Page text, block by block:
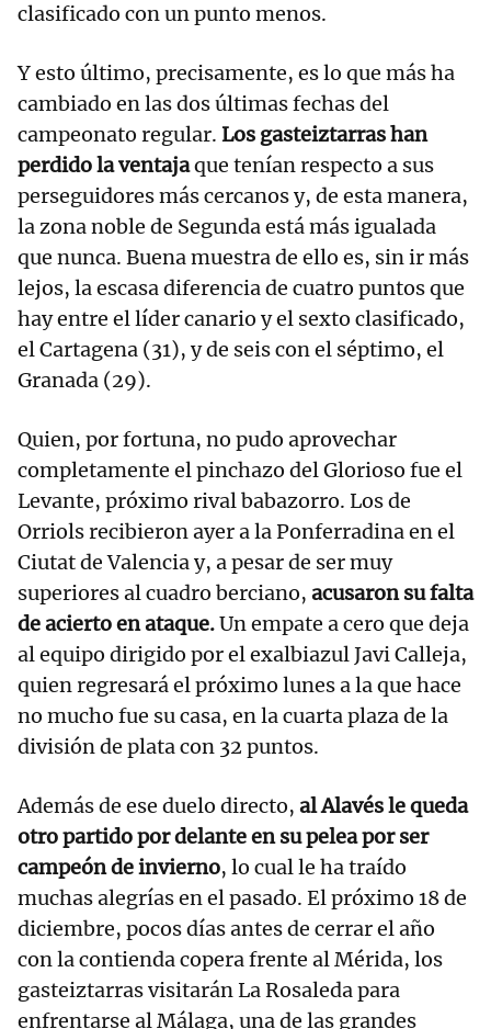
clasificado con un punto menos.
Y esto último, precisamente, es lo que más ha
cambiado en las dos últimas fechas del
campeonato regular. Los gasteiztarras han
perdido la ventajaque tenían respecto a sus
perseguidores más cercanos y, de esta manera,
la zona noble de Segunda está más igualada
que nunca. Buena muestra de ello es, sin ir más
lejos, la escasa diferencia de cuatro puntos que
hay entre el líder canario y el sexto clasificado,
el Cartagena (31), y de seis con el séptimo, el
Granada (29).
Quien, por fortuna, no pudo aprovechar
completamente el pinchazo del Glorioso fue el
Levante, próximo rival babazorro. Los de
Orriols recibieron ayer a la Ponferradina en el
Ciutat de Valencia y, a pesar de ser muy
superiores al cuadro berciano, acusaron su falta
de acierto en ataque.Un empate a cero que deja
al equipo dirigido por el exalbiazul Javi Calleja,
quien regresará el próximo lunes a la que hace
no mucho fue su casa, en la cuarta plaza de la
división de plata con 32 puntos.
Además de ese duelo directo, al Alavés le queda
otro partido por delante en su pelea por ser
campeón de invierno, lo cual le ha traído
muchas alegrías en el pasado. El próximo 18 de
diciembre, pocos días antes de cerrar el año
con la contienda copera frente al Mérida, los
gasteiztarras visitarán La Rosaleda para
enfrentarse al Málaga, una de las grandes